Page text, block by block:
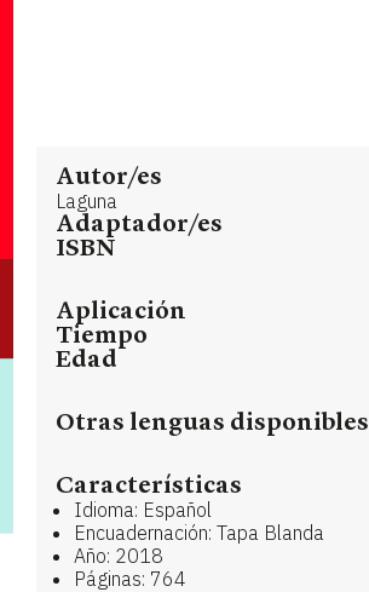
Autor/es
Laguna
Adaptador/es
ISBN
Aplicación
Tiempo
Edad
Otras lenguas disponibles
Características
Idioma: Español
Encuadernación: Tapa Blanda
Año: 2018
Páginas: 764